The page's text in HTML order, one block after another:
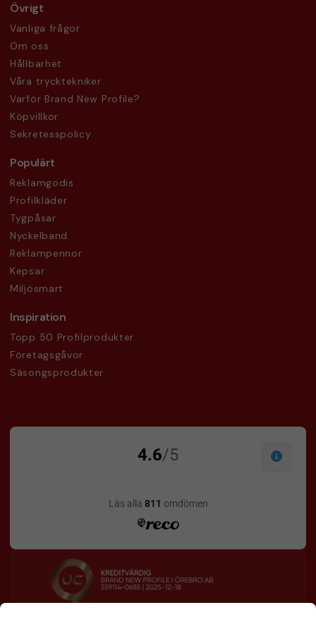
Övrigt
Vanliga frågor
Om oss
Hållbarhet
Våra trycktekniker
Varför Brand New Profile?
Köpvillkor
Sekretesspolicy
Populärt
Reklamgodis
Profilkläder
Tygpåsar
Nyckelband
Reklampennor
Kepsar
Miljösmart
Inspiration
Topp 50 Profilprodukter
Företagsgåvor
Säsongsprodukter